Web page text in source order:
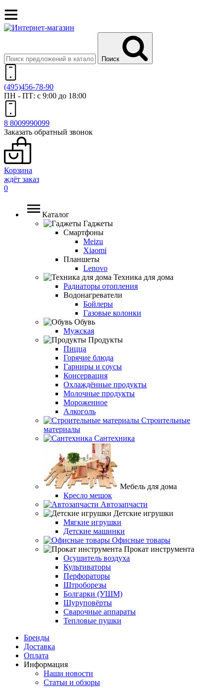
Поиск
(495)456-78-90
ПН - ПТ: с 9:00 до 18:00
8 8009990099
Заказать обратный звонок
Корзина
ждёт заказ
0
Каталог
Гаджеты
Смартфоны
Meizu
Xiaomi
Планшеты
Lenovo
Техника для дома
Радиаторы отопления
Водонагреватели
Бойлеры
Газовые колонки
Обувь
Мужская
Продукты
Пицца
Горячие блюда
Гарниры и соусы
Консервация
Охлаждённые продукты
Молочные продукты
Мороженное
Алкоголь
Строительные
материалы
Сантехника
Мебель для дома
Кресло мешок
Автозапчасти
Детские игрушки
Мягкие игрушки
Детские машинки
Офисные товары
Прокат инструмента
Осушитель воздуха
Культиваторы
Перфораторы
Штроборезы
Болгарки (УШМ)
Шуруповёрты
Сварочные аппараты
Тепловые пушки
Бренды
Доставка
Оплата
Информация
Наши новости
Статьи и обзоры